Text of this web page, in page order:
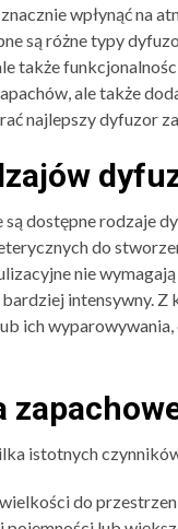
wpłynąć na
są różne typy
także
ale także
najlepszy dyfuzor
dostępne rodzaje
do
nie
intensywny. Z
ich
istotnych
do